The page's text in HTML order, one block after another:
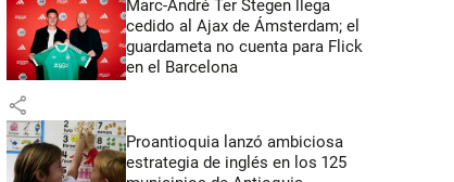
Marc-André Ter Stegen llega
cedido al Ajax de Ámsterdam; el
guardameta no cuenta para Flick
en el Barcelona
share
Proantioquia lanzó ambiciosa
estrategia de inglés en los 125